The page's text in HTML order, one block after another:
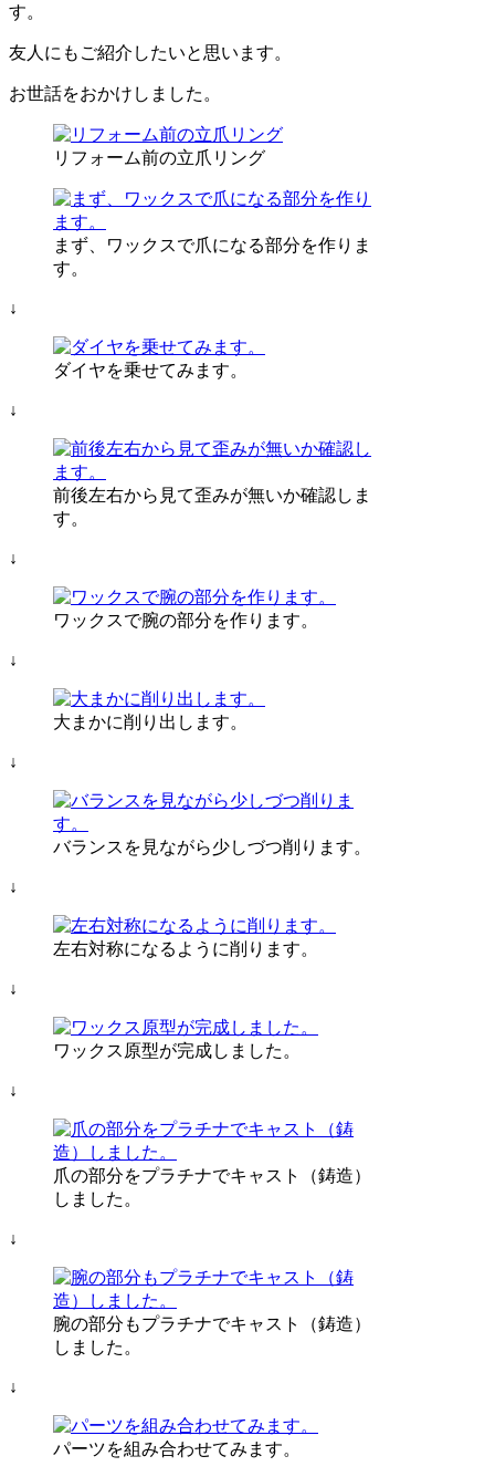
す。
友人にもご紹介したいと思います。
お世話をおかけしました。
リフォーム前の立爪リング
まず、ワックスで爪になる部分を作りま
す。
↓
ダイヤを乗せてみます。
↓
前後左右から見て歪みが無いか確認しま
す。
↓
ワックスで腕の部分を作ります。
↓
大まかに削り出します。
↓
バランスを見ながら少しづつ削ります。
↓
左右対称になるように削ります。
↓
ワックス原型が完成しました。
↓
爪の部分をプラチナでキャスト（鋳造）
しました。
↓
腕の部分もプラチナでキャスト（鋳造）
しました。
↓
パーツを組み合わせてみます。